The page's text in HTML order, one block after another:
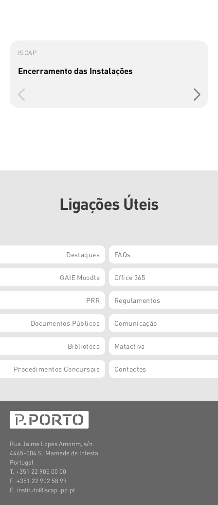
ISCAP
Encerramento das Instalações
Ligações Úteis
Destaques FAQs
GAIE Moodle Office 365
PRR Regulamentos
Documentos Públicos Comunicação
Biblioteca Matactiva
Procedimentos Concursais Contactos
Rua Jaime Lopes Amorim, s/n
4465-004 S. Mamede de Infesta
Portugal
T. +351 22 905 00 00
F. +351 22 902 58 99
E. instituto@iscap.ipp.pt